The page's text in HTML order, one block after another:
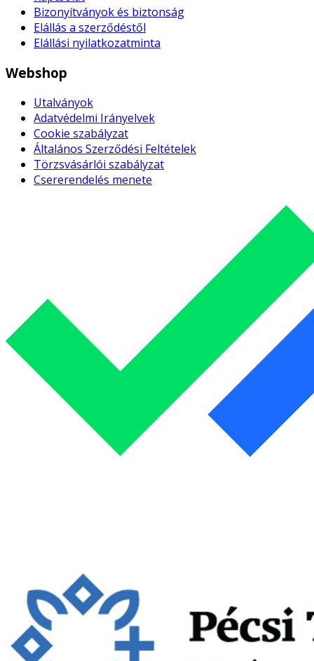
Bizonyítványok és biztonság
Elállás a szerződéstől
Elállási nyilatkozatminta
Webshop
Utalványok
Adatvédelmi Irányelvek
Cookie szabályzat
Általános Szerződési Feltételek
Törzsvásárlói szabályzat
Csererendelés menete